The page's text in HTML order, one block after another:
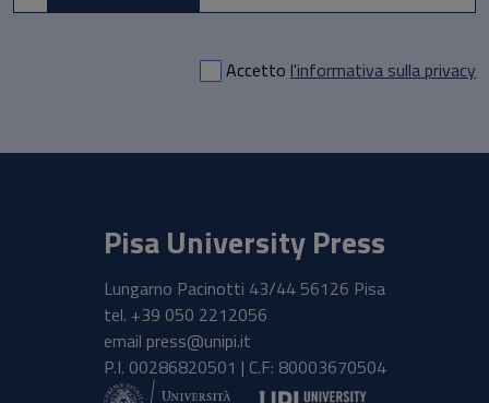
Accetto l'informativa sulla privacy
Pisa University Press
Lungarno Pacinotti 43/44 56126 Pisa
tel. +39 050 2212056
email press@unipi.it
P.I. 00286820501 | C.F: 80003670504